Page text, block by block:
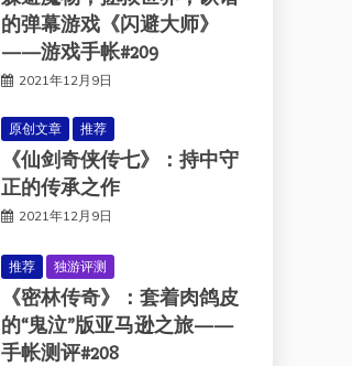
的弹幕游戏《闪避大师》
——游戏手帐#209
2021年12月9日
原创文章 推荐
《仙剑奇侠传七》：持中守
正的传承之作
2021年12月9日
推荐 独游评测
《密林传奇》：套着肉鸽皮
的“鬼泣”版亚马逊之旅——
手帐测评#208